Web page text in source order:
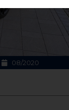
08/2020